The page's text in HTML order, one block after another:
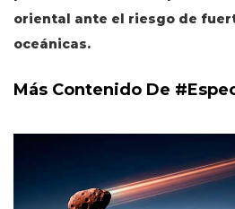
oriental ante el riesgo de
oceánicas.
Más Contenido De